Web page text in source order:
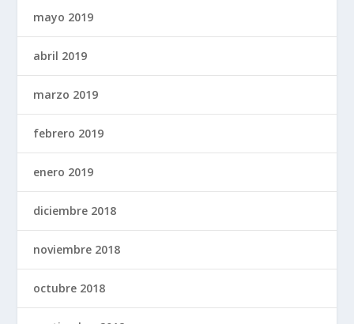
mayo 2019
abril 2019
marzo 2019
febrero 2019
enero 2019
diciembre 2018
noviembre 2018
octubre 2018